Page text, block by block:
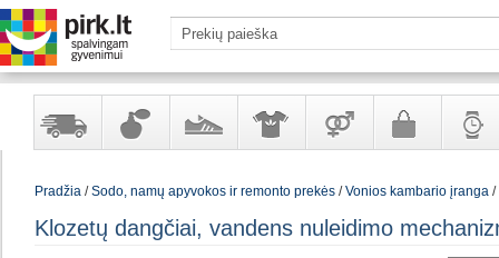
Yra
Kvepalai
kosmetika
Avalynė Apranga
aksesuarai
Prekės
Galanterija
ir
Pradžia/Sodo, namų apyvokos ir remonto prekės/Vonios kambario įranga/
Klozetų dangčiai, vandens nuleidimo